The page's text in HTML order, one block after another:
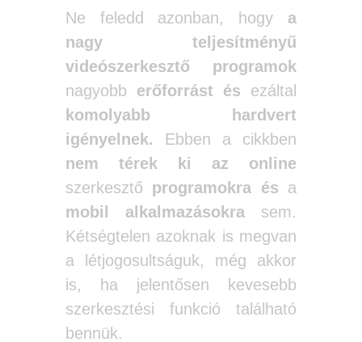
Ne feledd azonban, hogy a
nagy teljesítményű
videószerkesztő programok
nagyobb erőforrást és ezáltal
komolyabb hardvert
igényelnek. Ebben a cikkben
nem térek ki az online
szerkesztő programokra és a
mobil alkalmazásokra sem.
Kétségtelen azoknak is megvan
a létjogosultságuk, még akkor
is, ha jelentősen kevesebb
szerkesztési funkció található
bennük.